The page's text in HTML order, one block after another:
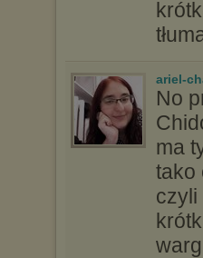
ariel-
No
ma
tako
czyli